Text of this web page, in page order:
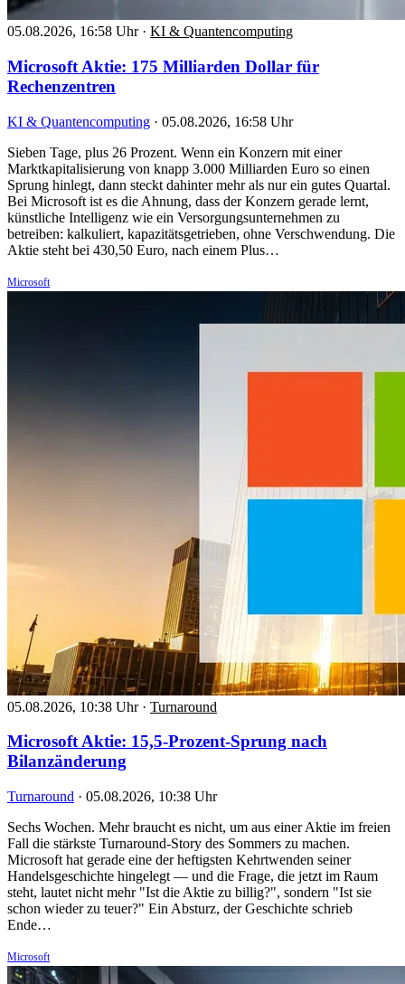
05.08.2026, 16:58 Uhr · KI & Quantencomputing
Microsoft Aktie: 175 Milliarden Dollar für
Rechenzentren
KI & Quantencomputing · 05.08.2026, 16:58 Uhr
Sieben Tage, plus 26 Prozent. Wenn ein Konzern mit einer
Marktkapitalisierung von knapp 3.000 Milliarden Euro so einen
Sprung hinlegt, dann steckt dahinter mehr als nur ein gutes Quartal.
Bei Microsoft ist es die Ahnung, dass der Konzern gerade lernt,
künstliche Intelligenz wie ein Versorgungsunternehmen zu
betreiben: kalkuliert, kapazitätsgetrieben, ohne Verschwendung. Die
Aktie steht bei 430,50 Euro, nach einem Plus…
Microsoft
05.08.2026, 10:38 Uhr · Turnaround
Microsoft Aktie: 15,5-Prozent-Sprung nach
Bilanzänderung
Turnaround · 05.08.2026, 10:38 Uhr
Sechs Wochen. Mehr braucht es nicht, um aus einer Aktie im freien
Fall die stärkste Turnaround-Story des Sommers zu machen.
Microsoft hat gerade eine der heftigsten Kehrtwenden seiner
Handelsgeschichte hingelegt — und die Frage, die jetzt im Raum
steht, lautet nicht mehr "Ist die Aktie zu billig?", sondern "Ist sie
schon wieder zu teuer?" Ein Absturz, der Geschichte schrieb
Ende…
Microsoft